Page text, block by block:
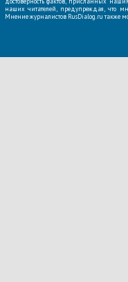
наших читателей, предупреждая, что
Мнение журналистов RusDialog.ru также